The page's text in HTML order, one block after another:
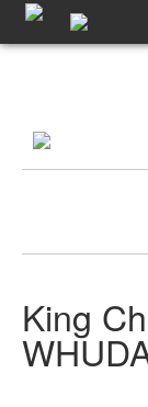
King